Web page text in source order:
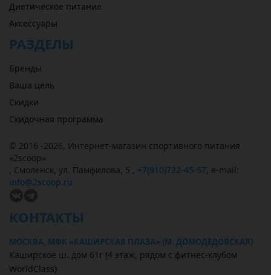
Диетическое питание
Аксессуары
РАЗДЕЛЫ
Бренды
Ваша цель
Скидки
Скидочная программа
© 2016 -2026, Интернет-магазин спортивного питания
«2scoop»
, Смоленск, ул. Памфилова, 5 , +7(910)722-45-67, e-mail:
info@2scoop.ru
КОНТАКТЫ
МОСКВА, МФК «КАШИРСКАЯ ПЛАЗА» (М. ДОМОДЕДОВСКАЯ)
Каширское ш. дом 61г (4 этаж, рядом с фитнес-клубом
WorldClass)